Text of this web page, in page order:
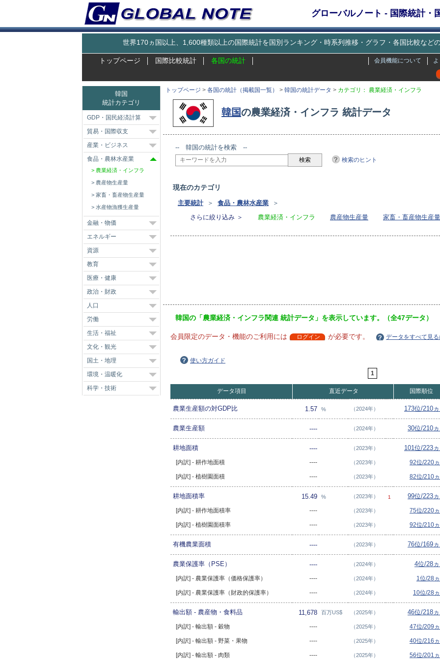
グローバルノート - 国際統計・
世界170ヵ国以上、1,600種類以上の国際統計を国別ランキング・時系列推移・グラフ・各国比較な
トップページ 国際比較統計 各国の統計 会員機能について
トップページ > 各国の統計（掲載国一覧） > 韓国の統計データ > カテゴリ： 農業経済・インフラ
韓国の農業経済・インフラ 統計データ
-- 韓国の統計を検索 --
検索のヒント
現在のカテゴリ
主要統計＞ 食品・農林水産業 ＞
さらに絞り込み ＞
農業経済・インフラ 農産物生産量 家畜・畜産物生産量
韓国の「農業経済・インフラ関連 統計データ」を表示しています。（全47データ）
会員限定のデータ・機能のご利用には ログイン が必要です。 データをすべて見
使い方ガイド
1
データ項目 直近データ 国際順位
農業生産額の対GDP比 1.57 % （2024年） 173位/210
農業生産額 ---- （2024年） 30位/210
耕地面積 ---- （2023年） 101位/223
[内訳] - 耕作地面積 ---- （2023年） 92位/220
[内訳] - 植樹園面積 ---- （2023年） 82位/210
耕地面積率 15.49 % （2023年） 1 99位/223
[内訳] - 耕作地面積率 ---- （2023年） 75位/220
[内訳] - 植樹園面積率 ---- （2023年） 92位/210
有機農業面積 ---- （2023年） 76位/169
農業保護率（PSE） ---- （2024年） 4位/28
[内訳] - 農業保護率（価格保護率） ---- （2024年） 1位/28
[内訳] - 農業保護率（財政的保護率） ---- （2024年） 10位/28
輸出額 - 農産物・食料品 11,678 百万US$ （2025年） 46位/218
[内訳] - 輸出額 - 穀物 ---- （2025年） 47位/209
[内訳] - 輸出額 - 野菜・果物 ---- （2025年） 40位/216
[内訳] - 輸出額 - 肉類 ---- （2025年） 56位/201
韓国
統計カテゴリ
GDP・国民経済計算
貿易・国際収支
産業・ビジネス
食品・農林水産業
農業経済・インフラ
農産物生産量
家畜・畜産物生産量
水産物漁獲生産量
金融・物価
エネルギー
資源
教育
医療・健康
政治・財政
人口
労働
生活・福祉
文化・観光
国土・地理
環境・温暖化
科学・技術